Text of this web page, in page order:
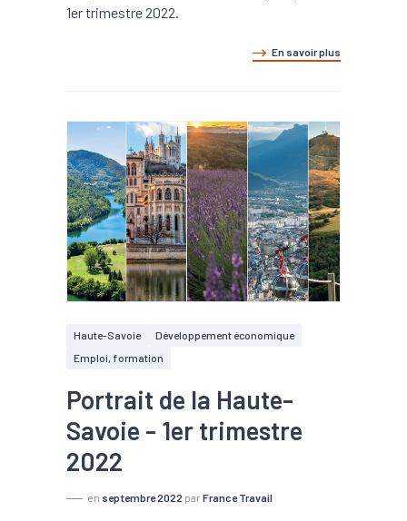
1er trimestre 2022.
En savoir plus
Haute-Savoie
Développement économique
Emploi, formation
Portrait de la Haute-
Savoie - 1er trimestre
2022
en septembre 2022 par France Travail